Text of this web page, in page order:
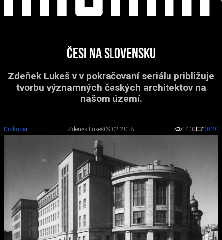
Česi na Slovensku
Zdeňek Lukeš v v pokračovaní seriálu približuje
tvorbu významných českých architektov na
našom území.
Diskusia Zdeněk Lukeš09.02.2018 1402 0+20